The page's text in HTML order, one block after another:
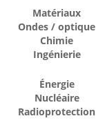
Matériaux
Ondes / optique
Chimie
Ingénierie
Énergie
Nucléaire
Radioprotection